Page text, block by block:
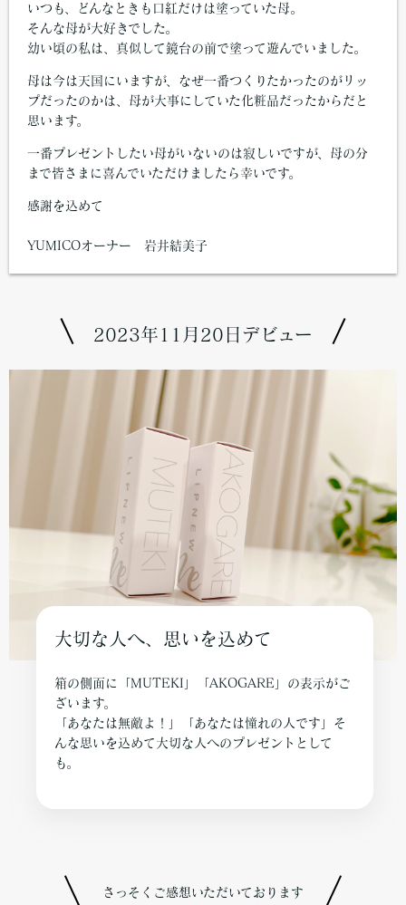
いつも、どんなときも口紅だけは塗っていた母。
そんな母が大好きでした。
幼い頃の私は、真似して鏡台の前で塗って遊んでいました。
母は今は天国にいますが、なぜ一番つくりたかったのがリッ
プだったのかは、母が大事にしていた化粧品だったからだと
思います。
一番プレゼントしたい母がいないのは寂しいですが、母の分
まで皆さまに喜んでいただけましたら幸いです。
感謝を込めて
YUMICOオーナー 岩井結美子
2023年11月20日デビュー
大切な人へ、思いを込めて
箱の側面に「MUTEKI」「AKOGARE」の表示がご
ざいます。
「あなたは無敵よ！」「あなたは憧れの人です」そ
んな思いを込めて大切な人へのプレゼントとして
も。
さっそくご感想いただいております